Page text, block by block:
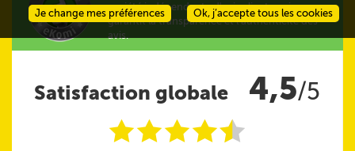
société indépendante d'avis clients qui
garantit la transparence et l'authenticité des
avis.
Satisfaction globale 4,5/5
iiiii
@
Ok, j’accepte tous les cookies
Je change mes préférences